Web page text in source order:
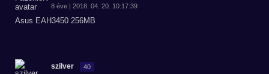
8 éve | 2018. 04. 20. 10:17:39
Asus EAH3450 256MB
szilver 40